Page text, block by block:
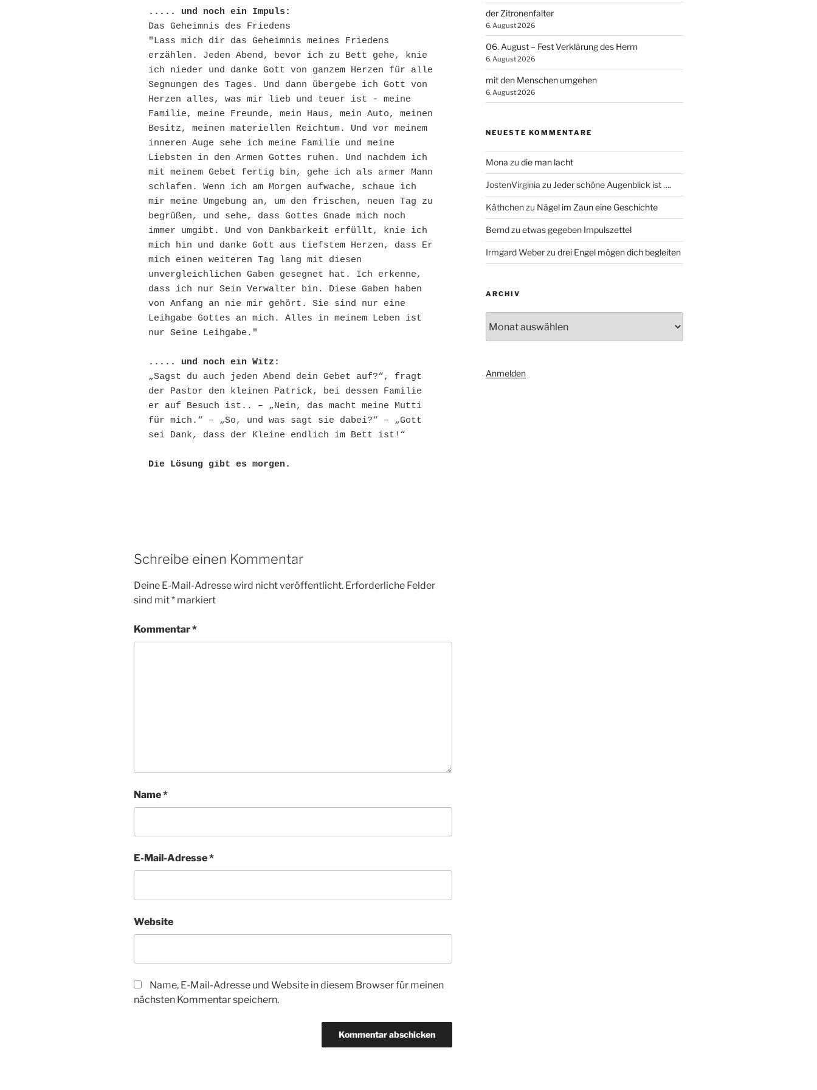
..... und noch ein Impuls:
Das Geheimnis des Friedens
"Lass mich dir das Geheimnis meines Friedens
erzählen. Jeden Abend, bevor ich zu Bett gehe, knie
ich nieder und danke Gott von ganzem Herzen für alle
Segnungen des Tages. Und dann übergebe ich Gott von
Herzen alles, was mir lieb und teuer ist - meine
Familie, meine Freunde, mein Haus, mein Auto, meinen
Besitz, meinen materiellen Reichtum. Und vor meinem
inneren Auge sehe ich meine Familie und meine
Liebsten in den Armen Gottes ruhen. Und nachdem ich
mit meinem Gebet fertig bin, gehe ich als armer Mann
schlafen. Wenn ich am Morgen aufwache, schaue ich
mir meine Umgebung an, um den frischen, neuen Tag zu
begrüßen, und sehe, dass Gottes Gnade mich noch
immer umgibt. Und von Dankbarkeit erfüllt, knie ich
mich hin und danke Gott aus tiefstem Herzen, dass Er
mich einen weiteren Tag lang mit diesen
unvergleichlichen Gaben gesegnet hat. Ich erkenne,
dass ich nur Sein Verwalter bin. Diese Gaben haben
von Anfang an nie mir gehört. Sie sind nur eine
Leihgabe Gottes an mich. Alles in meinem Leben ist
nur Seine Leihgabe."
..... und noch ein Witz:
„Sagst du auch jeden Abend dein Gebet auf?“, fragt
der Pastor den kleinen Patrick, bei dessen Familie
er auf Besuch ist.. – „Nein, das macht meine Mutti
für mich.“ – „So, und was sagt sie dabei?“ – „Gott
sei Dank, dass der Kleine endlich im Bett ist!“
Die Lösung gibt es morgen.
Schreibe einen Kommentar
Deine E-Mail-Adresse wird nicht veröffentlicht. Erforderliche Felder
sind mit* markiert
Kommentar*
Name*
E-Mail-Adresse*
Website
Name, E-Mail-Adresse und Website in diesem Browser für meinen
nächsten Kommentar speichern.
der Zitronenfalter
6. August 2026
06. August – Fest Verklärung des Herrn
6. August 2026
mit den Menschen umgehen
6. August 2026
NEUESTE KOMMENTARE
Mona zu die man lacht
JostenVirginia zu Jeder schöne Augenblick ist ….
Käthchenzu Nägel im Zaun eine Geschichte
Berndzu etwas gegeben Impulszettel
Irmgard Weberzu drei Engel mögen dich begleiten
ARCHIV
Anmelden